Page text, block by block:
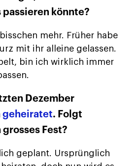
könnte?
mehr. Früher habe
mit ihr alleine gelassen.
bin ich wirklich immer
Dezember
geheiratet. Folgt
Fest?
geplant. Ursprünglich